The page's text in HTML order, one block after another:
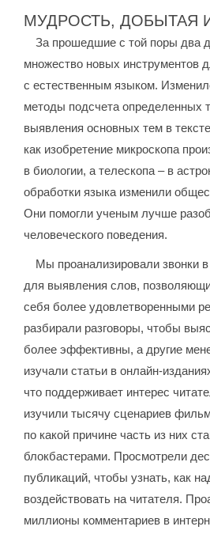
МУДРОСТЬ, ДОБЫТАЯ
За прошедшие с той поры два
множество новых инструментов
с естественным языком.
методы подсчета определенных
выявления основных тем в
как изобретение микроскопа
в биологии, а телескопа – в
обработки языка изменили
Они помогли ученым лучше
человеческого поведения.
Мы проанализировали звонки
для выявления слов,
себя более удовлетворенными
разбирали разговоры, чтобы
более эффективны, а другие
изучали статьи в онлайн-
что поддерживает интерес
изучили тысячу сценариев
по какой причине часть из них
блокбастерами. Просмотрели
публикаций, чтобы узнать, как
воздействовать на читателя.
миллионы комментариев в